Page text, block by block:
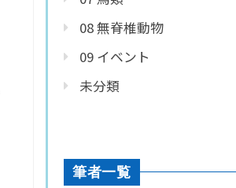
08 無脊椎動物
09 イベント
未分類
筆者一覧